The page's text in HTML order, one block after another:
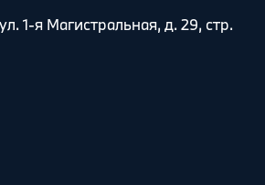
1-я Магистральная, д. 29, стр.